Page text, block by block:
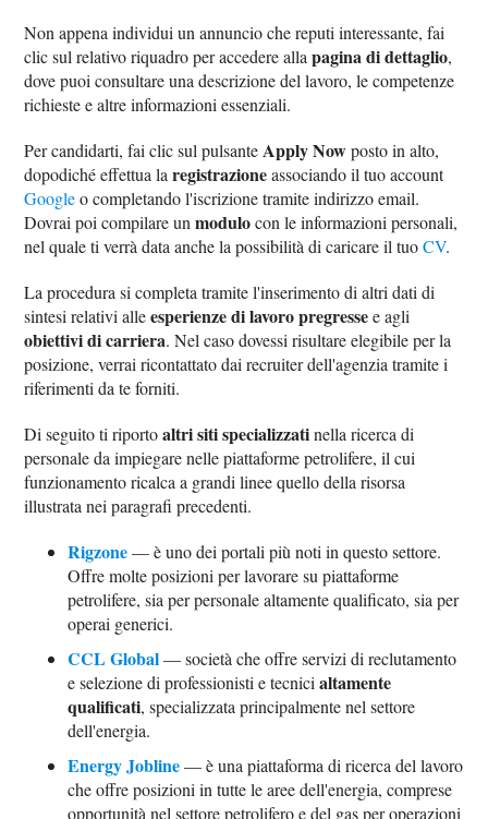
Non appena individui un annuncio che reputi interessante, fai
clic sul relativo riquadro per accedere allapagina di dettaglio,
dove puoi consultare una descrizione del lavoro, le competenze
richieste e altre informazioni essenziali.
Per candidarti, fai clic sul pulsante Apply Nowposto in alto,
dopodiché effettua laregistrazioneassociando il tuo account
Googleo completando l'iscrizione tramite indirizzo email.
Dovrai poi compilare unmodulocon le informazioni personali,
nel quale ti verrà data anche la possibilità di caricare il tuoCV.
La procedura si completa tramite l'inserimento di altri dati di
sintesi relativi alleesperienze di lavoro pregressee agli
obiettivi di carriera. Nel caso dovessi risultare elegibile per la
posizione, verrai ricontattato dai recruiter dell'agenzia tramite i
riferimenti da te forniti.
Di seguito ti riportoaltri siti specializzatinella ricerca di
personale da impiegare nelle piattaforme petrolifere, il cui
funzionamento ricalca a grandi linee quello della risorsa
illustrata nei paragrafi precedenti.
Rigzone— è uno dei portali più noti in questo settore.
Offre molte posizioni per lavorare su piattaforme
petrolifere, sia per personale altamente qualificato, sia per
operai generici.
CCL Global— società che offre servizi di reclutamento
e selezione di professionisti e tecnicialtamente
qualificati, specializzata principalmente nel settore
dell'energia.
Energy Jobline— è una piattaforma di ricerca del lavoro
che offre posizioni in tutte le aree dell'energia, comprese
opportunità nel settore petrolifero e del gas per operazioni